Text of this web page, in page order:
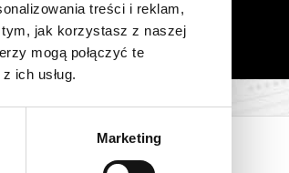
treści i reklam,
jak korzystasz z naszej
mogą połączyć te
ich usług.
Marketing